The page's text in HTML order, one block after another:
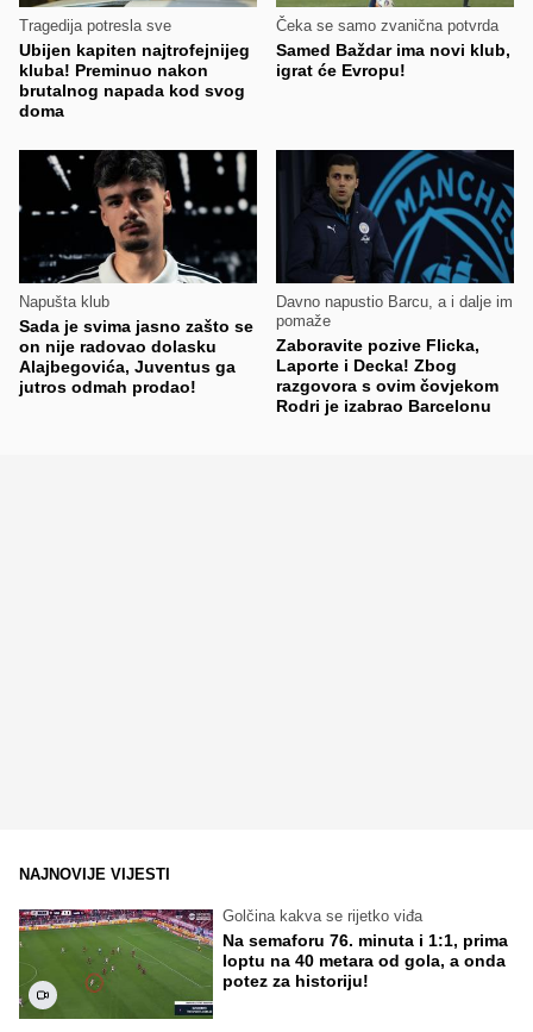
Tragedija potresla sve
Ubijen kapiten najtrofejnijeg
kluba! Preminuo nakon
brutalnog napada kod svog
doma
Čeka se samo zvanična potvrda
Samed Baždar ima novi klub,
igrat će Evropu!
Napušta klub
Sada je svima jasno zašto se
on nije radovao dolasku
Alajbegovića, Juventus ga
jutros odmah prodao!
Davno napustio Barcu, a i dalje im
pomaže
Zaboravite pozive Flicka,
Laporte i Decka! Zbog
razgovora s ovim čovjekom
Rodri je izabrao Barcelonu
NAJNOVIJE VIJESTI
Golčina kakva se rijetko viđa
Na semaforu 76. minuta i 1:1, prima
loptu na 40 metara od gola, a onda
potez za historiju!